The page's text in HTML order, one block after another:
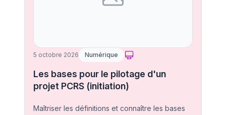
5 octobre 2026 Numérique
Les bases pour le pilotage d'un
projet PCRS (initiation)
Maîtriser les définitions et connaître les bases